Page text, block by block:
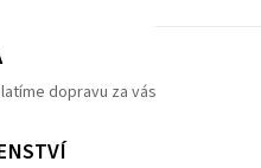
dopravu za vás